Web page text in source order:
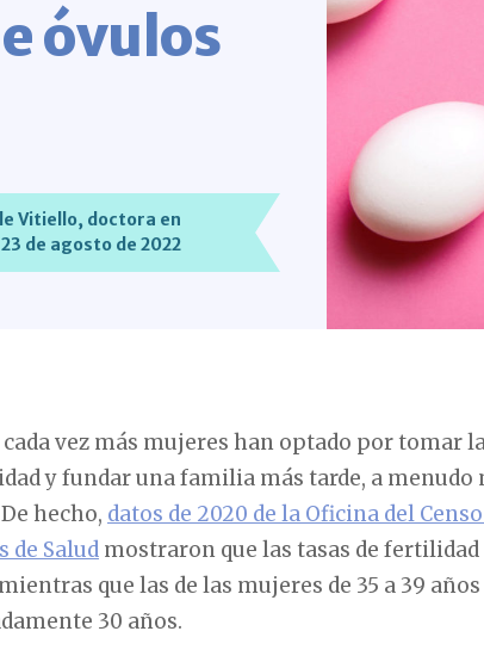
óvulos
Vitiello, doctora en
de agosto de 2022
vez más mujeres han optado por tomar
y fundar una familia más tarde, a menudo
hecho, datos de 2020 de la Oficina del
de Salud mostraron que las tasas de fertilidad
que las de las mujeres de 35 a 39
30 años.